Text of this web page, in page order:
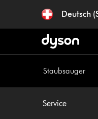
überspringen
Deutsch
Staubsauger
Service